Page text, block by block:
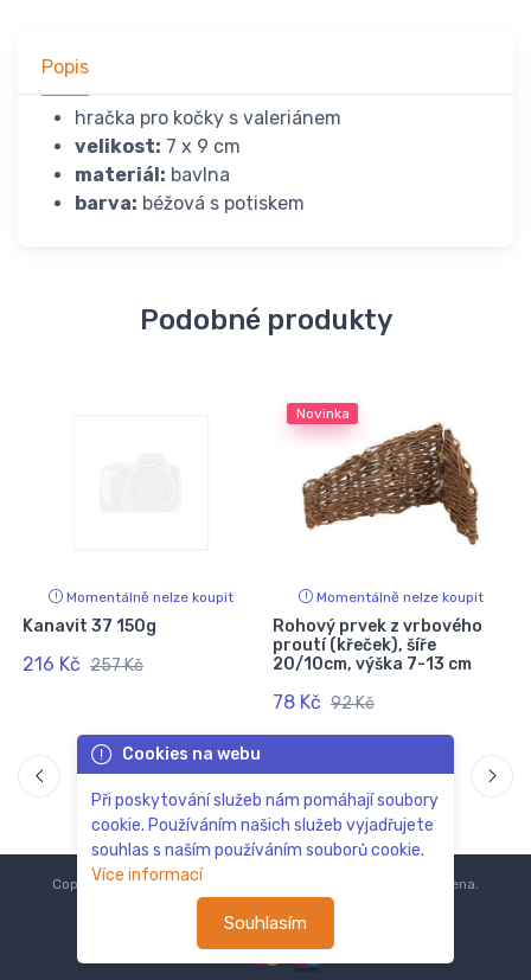
Popis
hračka pro kočky s valeriánem
velikost: 7 x 9 cm
materiál: bavlna
barva: béžová s potiskem
Podobné produkty
Momentálně nelze koupit
Kanavit 37 150g
216 Kč 257 Kč
Novinka
Momentálně nelze koupit
Rohový prvek z vrbového
proutí (křeček), šíře
20/10cm, výška 7-13 cm
78 Kč 92 Kč
Cookies na webu
Při poskytování služeb nám pomáhají soubory
cookie. Používáním našich služeb vyjadřujete
souhlas s naším používáním souborů cookie.
Více informací
Souhlasím
Copyright © 2018-2024 Všechna práva vyhrazena.